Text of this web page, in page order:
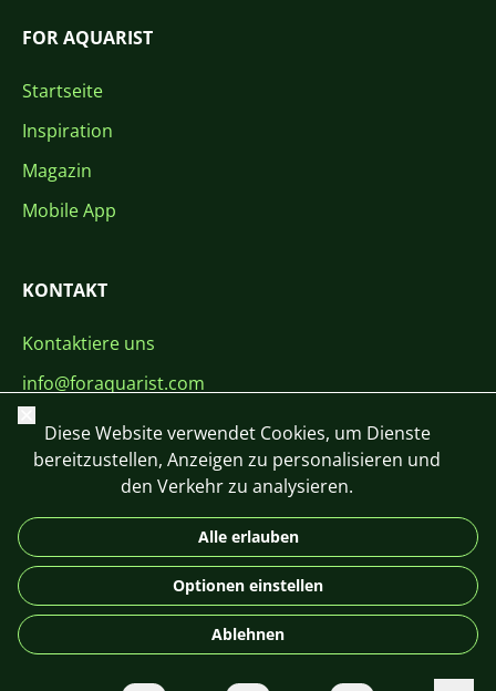
FOR AQUARIST
Startseite
Inspiration
Magazin
Mobile App
KONTAKT
Kontaktiere uns
info@foraquarist.com
+420 603 449 602
DE
© 2026 For Aquarist
Schließen
Diese Website verwendet Cookies, um Dienste
bereitzustellen, Anzeigen zu personalisieren und
den Verkehr zu analysieren.
Alle erlauben
Optionen einstellen
Ablehnen